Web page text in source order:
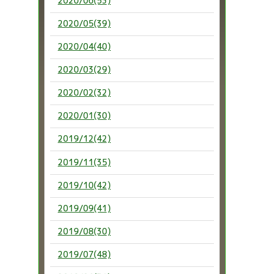
2020/05(39)
2020/04(40)
2020/03(29)
2020/02(32)
2020/01(30)
2019/12(42)
2019/11(35)
2019/10(42)
2019/09(41)
2019/08(30)
2019/07(48)